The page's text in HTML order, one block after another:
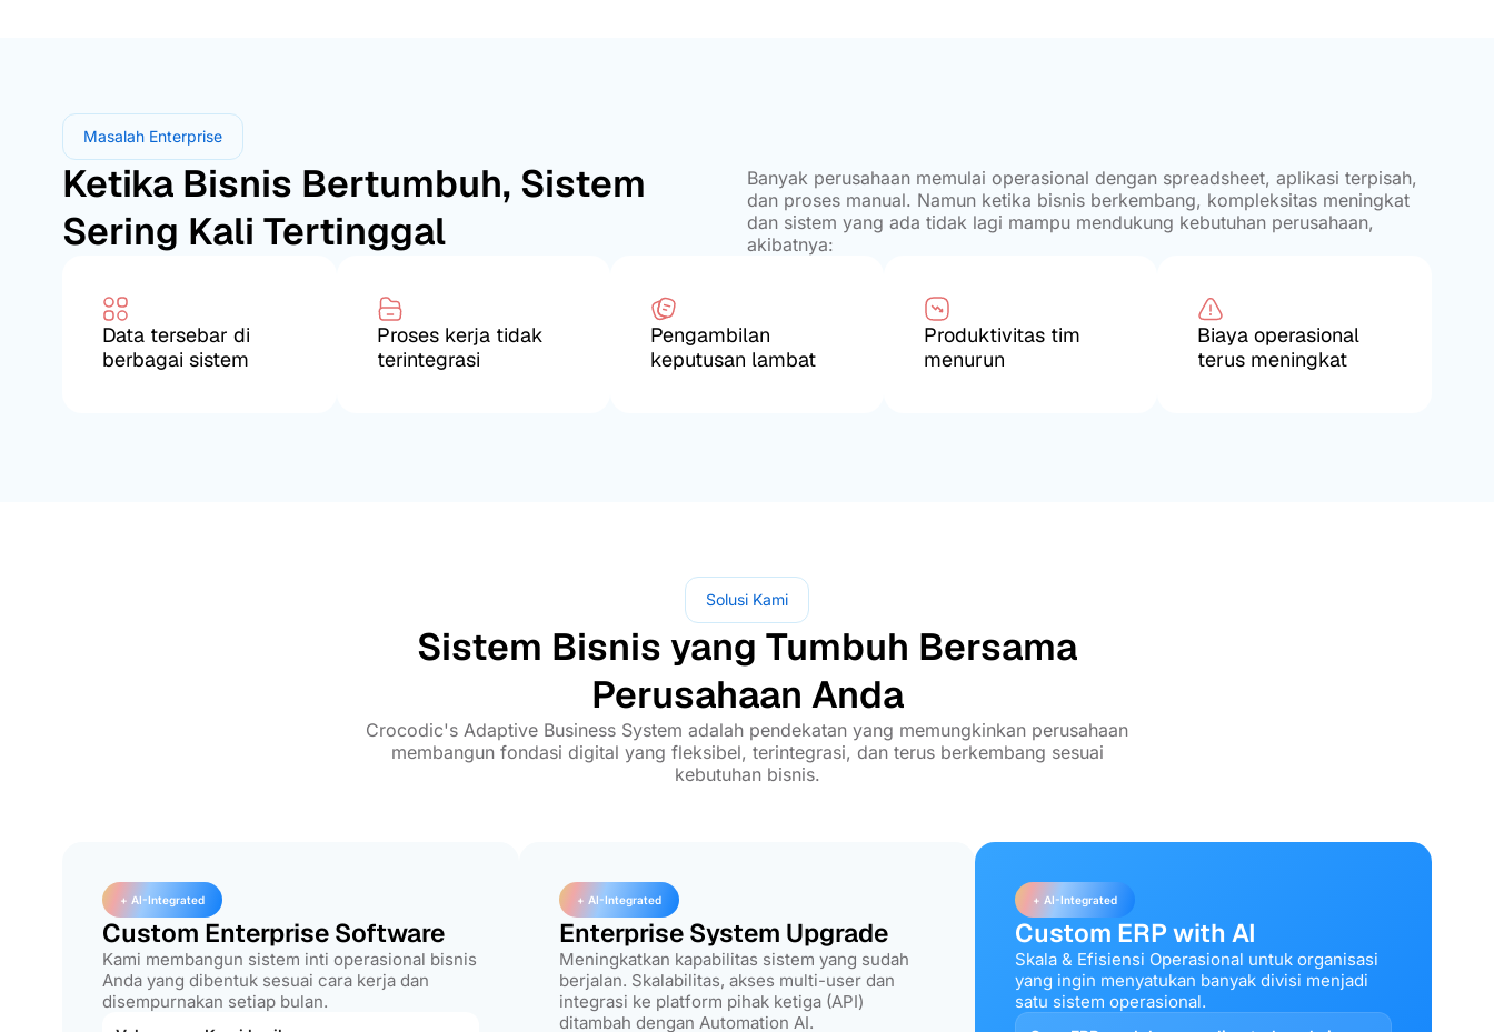
Masalah Enterprise
Ketika Bisnis Bertumbuh, Sistem
Sering Kali Tertinggal
Banyak perusahaan memulai operasional dengan spreadsheet, aplikasi terpisah,
dan proses manual. Namun ketika bisnis berkembang, kompleksitas meningkat
dan sistem yang ada tidak lagi mampu mendukung kebutuhan perusahaan,
akibatnya:
Data tersebar di
berbagai sistem
Proses kerja tidak
terintegrasi
Pengambilan
keputusan lambat
Produktivitas tim
menurun
Biaya operasional
terus meningkat
Solusi Kami
Sistem Bisnis yang Tumbuh Bersama
Perusahaan Anda
Crocodic's Adaptive Business System adalah pendekatan yang memungkinkan perusahaan
membangun fondasi digital yang fleksibel, terintegrasi, dan terus berkembang sesuai
kebutuhan bisnis.
+ AI-Integrated
Custom Enterprise Software
Kami membangun sistem inti operasional bisnis
Anda yang dibentuk sesuai cara kerja dan
disempurnakan setiap bulan.
+ AI-Integrated
Enterprise System Upgrade
Meningkatkan kapabilitas sistem yang sudah
berjalan. Skalabilitas, akses multi-user dan
integrasi ke platform pihak ketiga (API)
ditambah dengan Automation AI.
+ AI-Integrated
Custom ERP with AI
Skala & Efisiensi Operasional untuk organisasi
yang ingin menyatukan banyak divisi menjadi
satu sistem operasional.